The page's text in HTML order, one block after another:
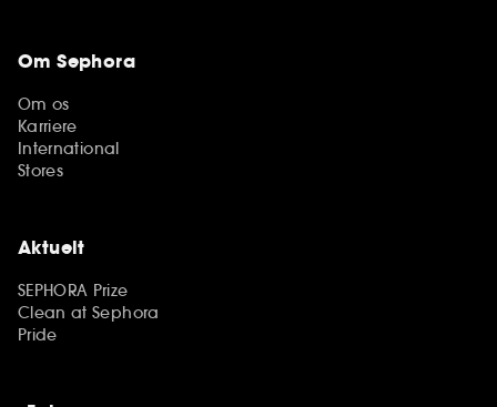
Om Sephora
Om os
Karriere
International
Stores
Aktuelt
SEPHORA Prize
Clean at Sephora
Pride